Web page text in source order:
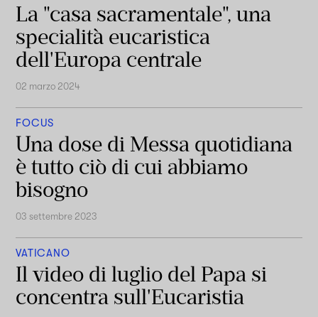
La "casa sacramentale", una
specialità eucaristica
dell'Europa centrale
02 marzo 2024
FOCUS
Una dose di Messa quotidiana
è tutto ciò di cui abbiamo
bisogno
03 settembre 2023
VATICANO
Il video di luglio del Papa si
concentra sull'Eucaristia